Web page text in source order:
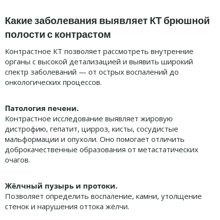
Какие заболевания выявляет КТ брюшной
полости с контрастом
Контрастное КТ позволяет рассмотреть внутренние
органы с высокой детализацией и выявить широкий
спектр заболеваний — от острых воспалений до
онкологических процессов.
Патология печени.
Контрастное исследование выявляет жировую
дистрофию, гепатит, цирроз, кисты, сосудистые
мальформации и опухоли. Оно помогает отличить
доброкачественные образования от метастатических
очагов.
Жёлчный пузырь и протоки.
Позволяет определить воспаление, камни, утолщение
стенок и нарушения оттока жёлчи.